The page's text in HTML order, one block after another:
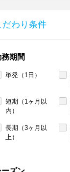
だわり条件
期間
単発（1日）
短期（1ヶ月以
内）
長期（3ヶ月以
上）